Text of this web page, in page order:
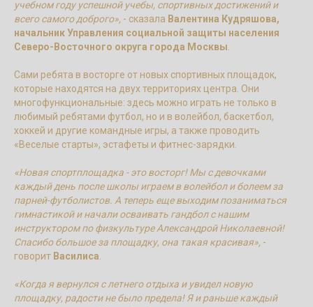
учебном году успешной учебы, спортивных достижений и
всего самого доброго», - сказала Валентина Кудряшова,
начальник Управления социальной защиты населения
Северо-Восточного округа города Москвы
Сами ребята в восторге от новых спортивных площадок,
которые находятся на двух территориях центра. Они
многофункциональные: здесь можно играть не только в
любимый ребятами футбол, но и в волейбол, баскетбол,
хоккей и другие командные игры, а также проводить
«Веселые старты», эстафеты и фитнес-зарядки.
«Новая спортплощадка - это восторг! Мы с девочками
каждый день после школы играем в волейбол и болеем за
парней-футболистов. А теперь еще выходим позаниматься
гимнастикой и начали осваивать гандбол с нашим
инструктором по физкультуре Александрой Николаевной!
Спасибо большое за площадку, она такая красивая», -
говорит Василиса
«Когда я вернулся с летнего отдыха и увидел новую
площадку, радости не было предела! Я и раньше каждый